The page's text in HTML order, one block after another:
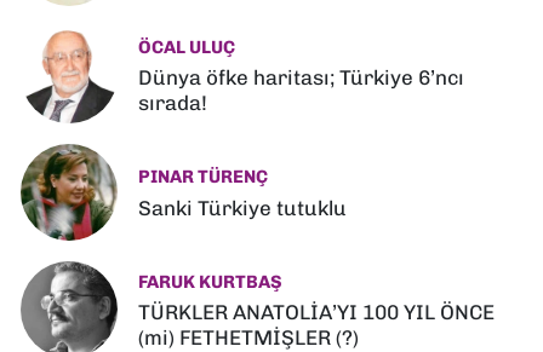
ÖCAL ULUÇ
Dünya öfke haritası; Türkiye 6’ncı
sırada!
PINAR TÜRENÇ
Sanki Türkiye tutuklu
FARUK KURTBAŞ
TÜRKLER ANATOLİA’YI 100 YIL ÖNCE
(mi) FETHETMİŞLER (?)